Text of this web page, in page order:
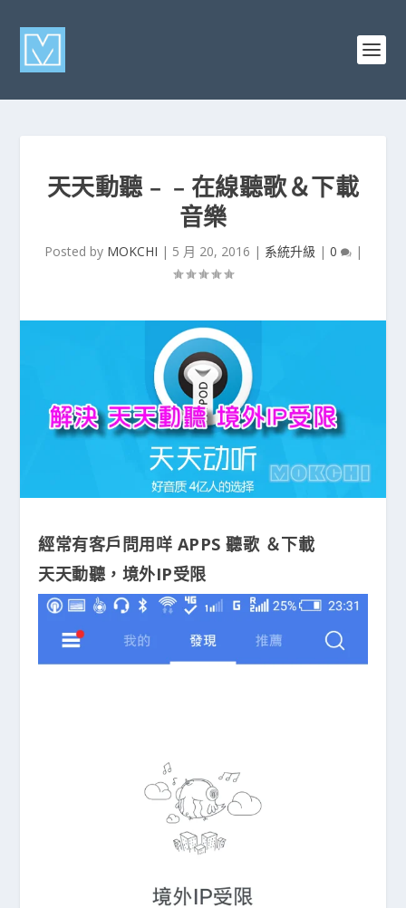
天天動聽﹣﹣在線聽歌＆下載
音樂
Posted by MOKCHI | 5 月 20, 2016 | 系統升級 | 0 |
經常有客戶問用咩 APPS 聽歌 ＆下載
天天動聽，境外IP受限